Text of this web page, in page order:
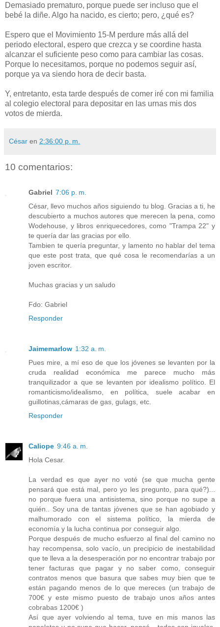
Demasiado prematuro, porque puede ser incluso que el
bebé la diñe. Algo ha nacido, es cierto; pero, ¿qué es?
Espero que el Movimiento 15-M perdure más allá del
periodo electoral, espero que crezca y se coordine hasta
alcanzar el suficiente peso como para cambiar las cosas.
Porque lo necesitamos, porque no podemos seguir así,
porque ya va siendo hora de decir basta.
Y, entretanto, esta tarde después de comer iré con mi familia
al colegio electoral para depositar en las urnas mis dos
votos de mierda.
César en 2:36:00 p. m.
10 comentarios:
Gabriel 7:06 p. m.
César, llevo muchos años siguiendo tu blog. Gracias a ti, he
descubierto a muchos autores que merecen la pena, como
Wodehouse, y libros enriquecedores, como "Trampa 22" y
te quería dar las gracias por ello.
Tambien te quería preguntar, y lamento no hablar del tema
que este post trata, que qué cosa le recomendarías a un
joven escritor.
Muchas gracias y un saludo
Fdo: Gabriel
Responder
Jaimemarlow 1:32 a. m.
Pues mire, a mí eso de que los jóvenes se levanten por la
cruda realidad económica me parece mucho más
tranquilizador a que se levanten por idealismo político. El
romanticismo/idealismo, en política, suele acabar en
guillotinas,cámaras de gas, gulags, etc.
Responder
Caliope 9:46 a. m.
Hola Cesar.
La verdad es que ayer no voté (se que mucha gente
pensará que está mal, pero yo les pregunto, para qué?)...
no porque fuera una antisistema, sino porque no supe a
quién.. Soy una de tantas jóvenes que se han agobiado y
malhumorado con el sistema político, la mierda de
economía y la lucha continua por conseguir algo.
Porque después de mucho esfuerzo al final del camino no
hay recompensa, solo vacío, un precipicio de inestabilidad
que te lleva a la desesperación por no encontrar trabajo por
tener facturas que pagar y no saber como, conseguir
contratos menos que basura que sabes muy bien que te
están pagando menos de lo que mereces (un trabajo de
700€ y este mismo puesto de trabajo unos años antes
cobrabas 1200€ )
Así que ayer volviendo al tema, tuve en mis manos las